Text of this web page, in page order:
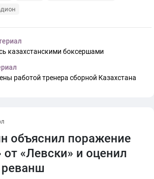
казахстанскими боксершами
работой тренера сборной Казахстана
объяснил поражение
от «Левски» и оценил